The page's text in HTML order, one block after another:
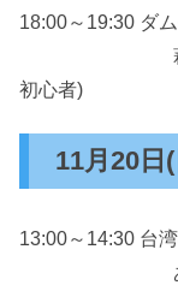
18:00～19:30 ダ
萩原雅紀、
初心者)
11月20日
13:00～14:30 台
あべべぇ